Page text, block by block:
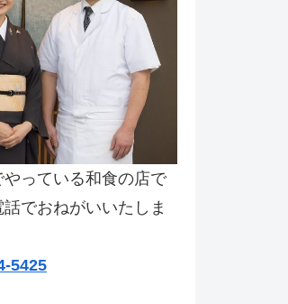
っている和食の店で
でおねがいいたしま
5425